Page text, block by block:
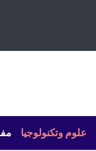
علوم وتكنولوجيا